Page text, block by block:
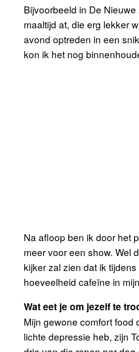
Bijvoorbeeld in De
maaltijd at, die erg lekker
avond optreden in een
kon ik het nog
Na afloop ben ik door het
meer voor een show. Wel
kijker zal zien dat ik
hoeveelheid cafeïne in
Wat eet je om jezelf te
Mijn gewone comfort food
lichte depressie heb, zijn